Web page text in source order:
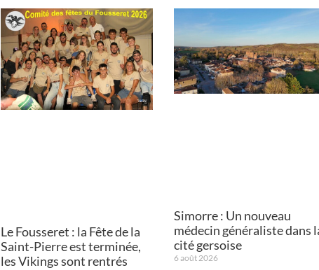
Le Fousseret : la Fête de la
Saint-Pierre est terminée,
les Vikings sont rentrés
Simorre : Un nouveau
médecin généraliste dans
cité gersoise
6 août 2026